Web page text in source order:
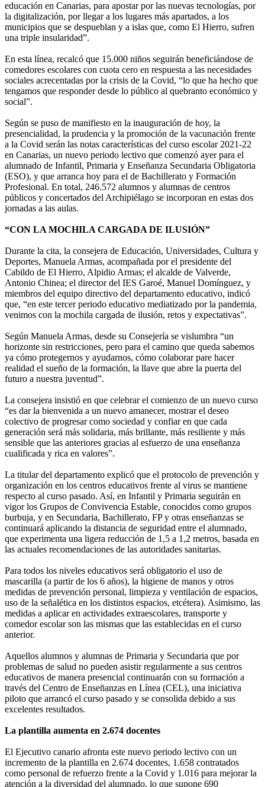
educación en Canarias, para apostar por las nuevas tecnologías, por
la digitalización, por llegar a los lugares más apartados, a los
municipios que se despueblan y a islas que, como El Hierro, sufren
una triple insularidad”.
En esta línea, recalcó que 15.000 niños seguirán beneficiándose de
comedores escolares con cuota cero en respuesta a las necesidades
sociales acrecentadas por la crisis de la Covid, “lo que ha hecho que
tengamos que responder desde lo público al quebranto económico y
social”.
Según se puso de manifiesto en la inauguración de hoy, la
presencialidad, la prudencia y la promoción de la vacunación frente
a la Covid serán las notas características del curso escolar 2021-22
en Canarias, un nuevo periodo lectivo que comenzó ayer para el
alumnado de Infantil, Primaria y Enseñanza Secundaria Obligatoria
(ESO), y que arranca hoy para el de Bachillerato y Formación
Profesional. En total, 246.572 alumnos y alumnas de centros
públicos y concertados del Archipiélago se incorporan en estas dos
jornadas a las aulas.
“CON LA MOCHILA CARGADA DE ILUSIÓN”
Durante la cita, la consejera de Educación, Universidades, Cultura y
Deportes, Manuela Armas, acompañada por el presidente del
Cabildo de El Hierro, Alpidio Armas; el alcalde de Valverde,
Antonio Chinea; el director del IES Garoé, Manuel Domínguez, y
miembros del equipo directivo del departamento educativo, indicó
que, “en este tercer periodo educativo mediatizado por la pandemia,
venimos con la mochila cargada de ilusión, retos y expectativas”.
Según Manuela Armas, desde su Consejería se vislumbra “un
horizonte sin restricciones, pero para el camino que queda sabemos
ya cómo protegernos y ayudarnos, cómo colaborar pare hacer
realidad el sueño de la formación, la llave que abre la puerta del
futuro a nuestra juventud”.
La consejera insistió en que celebrar el comienzo de un nuevo curso
“es dar la bienvenida a un nuevo amanecer, mostrar el deseo
colectivo de progresar como sociedad y confiar en que cada
generación será más solidaria, más brillante, más resiliente y más
sensible que las anteriores gracias al esfuerzo de una enseñanza
cualificada y rica en valores”.
La titular del departamento explicó que el protocolo de prevención y
organización en los centros educativos frente al virus se mantiene
respecto al curso pasado. Así, en Infantil y Primaria seguirán en
vigor los Grupos de Convivencia Estable, conocidos como grupos
burbuja, y en Secundaria, Bachillerato, FP y otras enseñanzas se
continuará aplicando la distancia de seguridad entre el alumnado,
que experimenta una ligera reducción de 1,5 a 1,2 metros, basada en
las actuales recomendaciones de las autoridades sanitarias.
Para todos los niveles educativos será obligatorio el uso de
mascarilla (a partir de los 6 años), la higiene de manos y otros
medidas de prevención personal, limpieza y ventilación de espacios,
uso de la señalética en los distintos espacios, etcétera). Asimismo, las
medidas a aplicar en actividades extraescolares, transporte y
comedor escolar son las mismas que las establecidas en el curso
anterior.
Aquellos alumnos y alumnas de Primaria y Secundaria que por
problemas de salud no pueden asistir regularmente a sus centros
educativos de manera presencial continuarán con su formación a
través del Centro de Enseñanzas en Línea (CEL), una iniciativa
piloto que arrancó el curso pasado y se consolida debido a sus
excelentes resultados.
La plantilla aumenta en 2.674 docentes
El Ejecutivo canario afronta este nuevo periodo lectivo con un
incremento de la plantilla en 2.674 docentes, 1.658 contratados
como personal de refuerzo frente a la Covid y 1.016 para mejorar la
atención a la diversidad del alumnado, lo que supone 690